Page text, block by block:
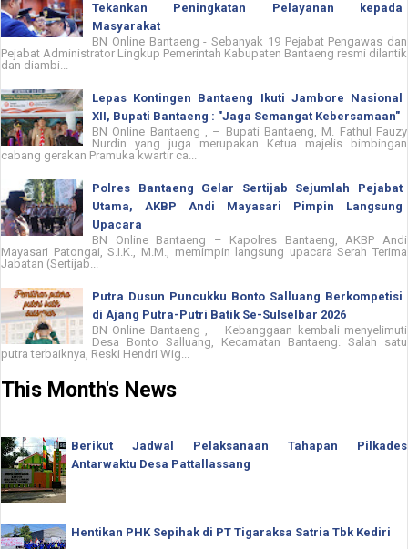
Tekankan Peningkatan Pelayanan kepada
Masyarakat
BN Online Bantaeng - Sebanyak 19 Pejabat Pengawas dan
Pejabat Administrator Lingkup Pemerintah Kabupaten Bantaeng resmi dilantik
dan diambi...
Lepas Kontingen Bantaeng Ikuti Jambore Nasional
XII, Bupati Bantaeng : "Jaga Semangat Kebersamaan"
BN Online Bantaeng , – Bupati Bantaeng, M. Fathul Fauzy
Nurdin yang juga merupakan Ketua majelis bimbingan
cabang gerakan Pramuka kwartir ca...
Polres Bantaeng Gelar Sertijab Sejumlah Pejabat
Utama, AKBP Andi Mayasari Pimpin Langsung
Upacara
BN Online Bantaeng – Kapolres Bantaeng, AKBP Andi
Mayasari Patongai, S.I.K., M.M., memimpin langsung upacara Serah Terima
Jabatan (Sertijab...
Putra Dusun Puncukku Bonto Salluang Berkompetisi
di Ajang Putra-Putri Batik Se-Sulselbar 2026
BN Online Bantaeng , – Kebanggaan kembali menyelimuti
Desa Bonto Salluang, Kecamatan Bantaeng. Salah satu
putra terbaiknya, Reski Hendri Wig...
This Month's News
Berikut Jadwal Pelaksanaan Tahapan Pilkades
Antarwaktu Desa Pattallassang
Hentikan PHK Sepihak di PT Tigaraksa Satria Tbk Kediri